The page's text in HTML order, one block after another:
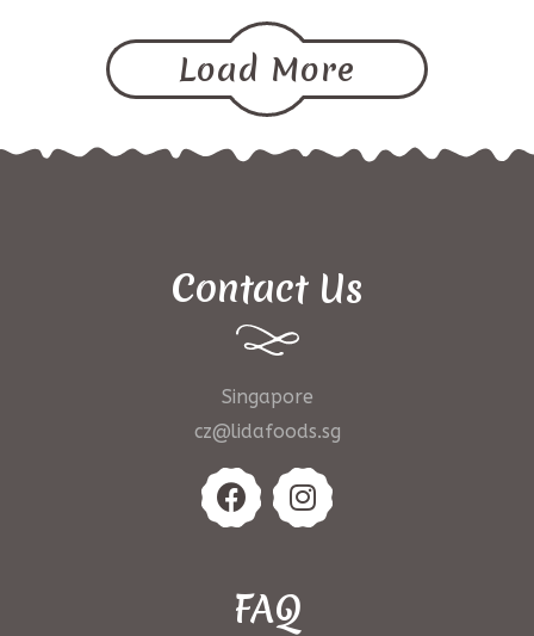
Load More
Contact Us
Singapore
cz@lidafoods.sg
FAQ